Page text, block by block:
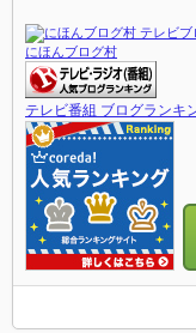
にほんブログ村
テレビ番組 ブログランキ